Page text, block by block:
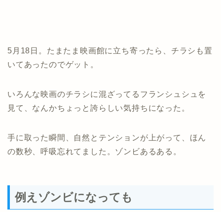
5月18日。たまたま映画館に立ち寄ったら、チラシも置
いてあったのでゲット。
いろんな映画のチラシに混ざってるフランシュシュを
見て、 なんかちょっと誇らしい気持ちになった。
手に取った瞬間、自然とテンションが上がって、 ほん
の数秒、呼吸忘れてました。ゾンビあるある。
例えゾンビになっても